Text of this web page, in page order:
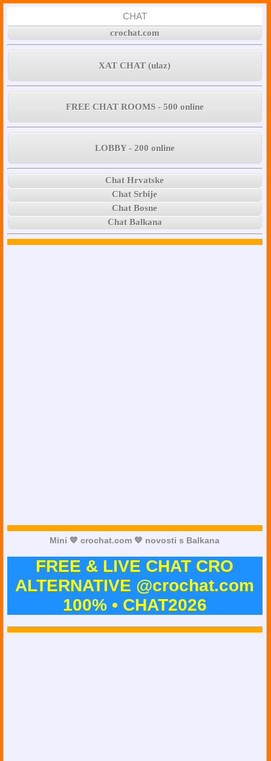
CHAT
crochat.com
XAT CHAT (ulaz)
FREE CHAT ROOMS - 500 online
LOBBY - 200 online
Chat Hrvatske
Chat Srbije
Chat Bosne
Chat Balkana
Mini 💙 crochat.com 💙 novosti s Balkana
FREE & LIVE CHAT CRO
ALTERNATIVE @crochat.com
100% • CHAT2026